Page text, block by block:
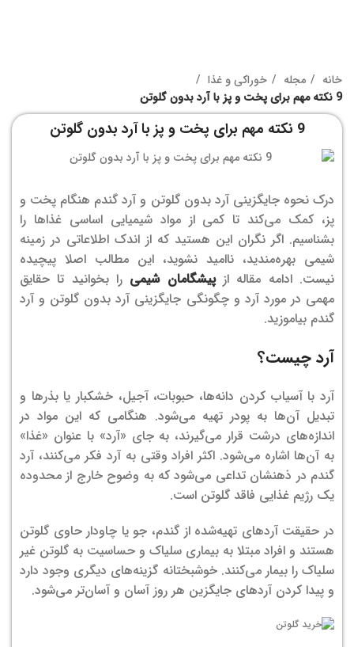
خانه مجله
خوراکی و غذا
9 نکته مهم برای پخت و پز با آرد بدون گلوتن
9 نکته مهم برای پخت و پز با آرد بدون گلوتن
درک نحوه جایگزینی آرد بدون گلوتن و آرد گندم هنگام پخت و
پز، کمک می‌کند تا کمی از مواد شیمیایی اساسی غذاها را
بشناسیم. اگر نگران این هستید که از اندک اطلاعاتی در زمینه
شیمی بهره‌مندید، ناامید نشوید، این مطالب اصلا پیچیده
نیست.ادامه مقاله ازپیشگامان شیمی را بخوانید تا حقایق
مهمی در مورد آرد و چگونگی جایگزینی آرد بدون گلوتن و آرد
گندم بیاموزید.
آرد چیست؟
آرد با آسیاب کردن دانه‌ها، حبوبات، آجیل، خشکبار یا بذر‌ها و
تبدیل آن‌ها به پودر تهیه می‌شود. هنگامی که این مواد در
اندازه‌های درشت قرار می‌گیرند، به جای «آرد» با عنوان «غذا»
به آن‌ها اشاره می‌شود. اکثر افراد وقتی به آرد فکر می‌کنند، آرد
گندم در ذهنشان تداعی می‌شود که به وضوح خارج از محدوده
یک رژیم غذایی فاقد گلوتن است.
در حقیقت آردهای تهیه‌شده از گندم، جو یا چاودار حاوی گلوتن
هستند و افراد مبتلا به بیماری سلیاک و حساسیت به گلوتن غیر
سلیاک را بیمار می‌کنند. خوشبختانه گزینه‌های دیگری وجود دارد
و پیدا کردن آردهای جایگزین هر روز آسان‌ و آسان‌تر می‌شود.